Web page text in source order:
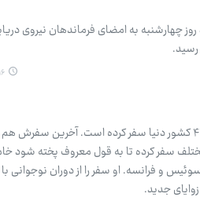
چهارشنبه به امضای فرماندهان نیروی
سحر رمضانعلی پور-خبرنگار گروه جامعه: بیش از هرچیزی به سفر علاقه دارد. به ۴۱ کشور دنیا سفر کرده است. آخرین
است که به کشورهای مختلف سفر کرده تا به قول معروف پخته شود
و فرانسه. او سفر را از دوران نوجوانی با
جدید.